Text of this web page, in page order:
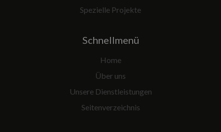
Spezielle Projekte
Schnellmenü
Home
Über uns
Unsere Dienstleistungen
Seitenverzeichnis